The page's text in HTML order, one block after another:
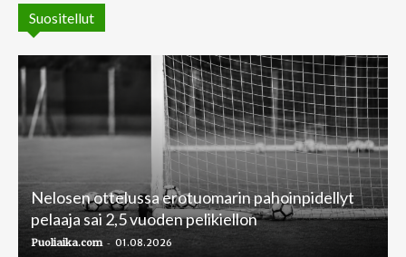
Suositellut
Nelosen ottelussa erotuomarin pahoinpidellyt
pelaaja sai 2,5 vuoden pelikiellon
Puoliaika.com - 01.08.2026